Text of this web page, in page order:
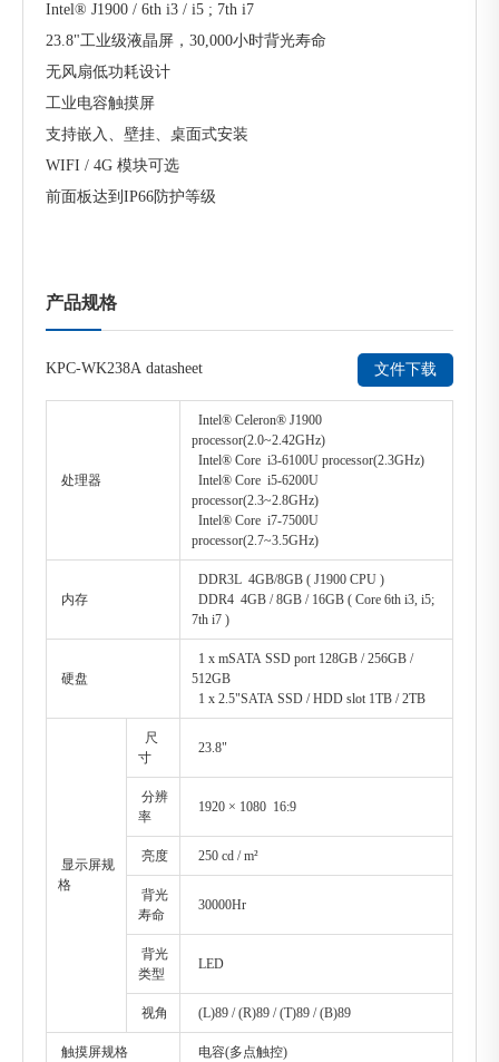
Intel® J1900 / 6th i3 / i5 ; 7th i7
23.8"工业级液晶屏，30,000小时背光寿命
无风扇低功耗设计
工业电容触摸屏
支持嵌入、壁挂、桌面式安装
WIFI / 4G 模块可选
前面板达到IP66防护等级
产品规格
KPC-WK238A datasheet 文件下载
处理器
Intel® Celeron® J1900
processor(2.0~2.42GHz)
Intel® Core i3-6100U processor(2.3GHz)
Intel® Core i5-6200U
processor(2.3~2.8GHz)
Intel® Core i7-7500U
processor(2.7~3.5GHz)
内存
DDR3L 4GB/8GB ( J1900 CPU )
DDR4 4GB / 8GB / 16GB ( Core 6th i3, i5;
7th i7 )
硬盘
1 x mSATA SSD port 128GB / 256GB /
512GB
1 x 2.5"SATA SSD / HDD slot 1TB / 2TB
显示屏规
格
尺
寸
23.8"
分辨
率
1920 × 1080 16:9
亮度 250 cd / m²
背光
寿命
30000Hr
背光
类型
LED
视角 (L)89 / (R)89 / (T)89 / (B)89
触摸屏规格 电容(多点触控)